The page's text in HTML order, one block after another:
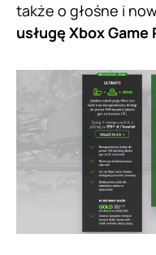
także o głośne i
usługę Xbox